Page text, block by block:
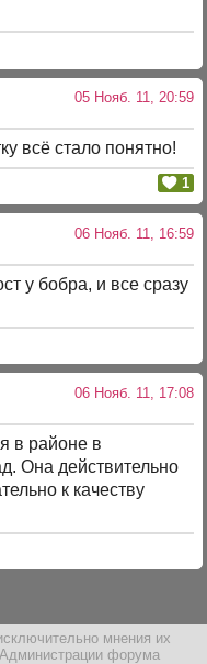
05 Нояб. 11, 20:59
всё стало понятно!
1
06 Нояб. 11, 16:59
у бобра, и все сразу
06 Нояб. 11, 17:08
в районе в
Она действительно
к качеству
мнения их
форума